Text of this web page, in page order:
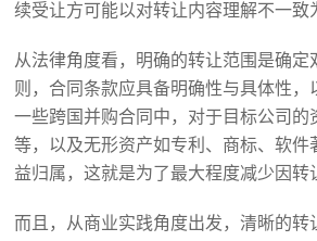
续受让方可能以对转让内容理解不一致
从法律角度看，明确的转让范围是确
则，合同条款应具备明确性与具体性
一些跨国并购合同中，对于目标公司
等，以及无形资产如专利、商标、软
益归属，这就是为了最大程度减少因转
而且，从商业实践角度出发，清晰的